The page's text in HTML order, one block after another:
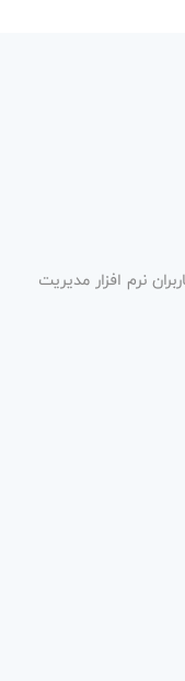
نرم افزار مدیریت